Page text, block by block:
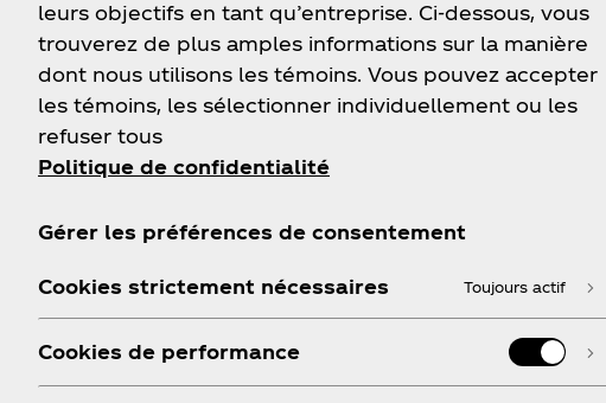
leurs objectifs en tant qu’entreprise. Ci-dessous, vous
trouverez de plus amples informations sur la manière
dont nous utilisons les témoins. Vous pouvez accepter
les témoins, les sélectionner individuellement ou les
refuser tous
Politique de confidentialité
Gérer les préférences de consentement
Cookies strictement nécessaires Toujours actif
Cookies de performance